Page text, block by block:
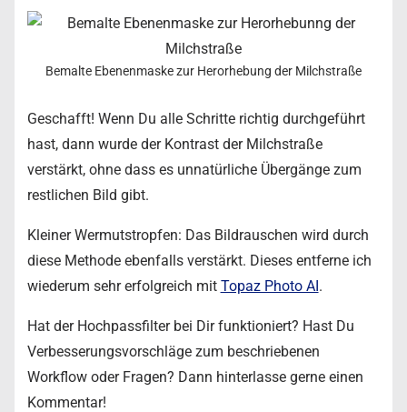
Bemalte Ebenenmaske zur Herorhebung der Milchstraße
Geschafft! Wenn Du alle Schritte richtig durchgeführt
hast, dann wurde der Kontrast der Milchstraße
verstärkt, ohne dass es unnatürliche Übergänge zum
restlichen Bild gibt.
Kleiner Wermutstropfen: Das Bildrauschen wird durch
diese Methode ebenfalls verstärkt. Dieses entferne ich
wiederum sehr erfolgreich mit Topaz Photo AI.
Hat der Hochpassfilter bei Dir funktioniert? Hast Du
Verbesserungsvorschläge zum beschriebenen
Workflow oder Fragen? Dann hinterlasse gerne einen
Kommentar!